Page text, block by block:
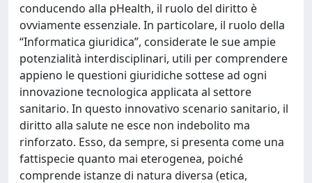
conducendo alla pHealth, il ruolo del diritto è
ovviamente essenziale. In particolare, il ruolo della
“Informatica giuridica”, considerate le sue ampie
potenzialità interdisciplinari, utili per comprendere
appieno le questioni giuridiche sottese ad ogni
innovazione tecnologica applicata al settore
sanitario. In questo innovativo scenario sanitario, il
diritto alla salute ne esce non indebolito ma
rinforzato. Esso, da sempre, si presenta come una
fattispecie quanto mai eterogenea, poiché
comprende istanze di natura diversa (etica,